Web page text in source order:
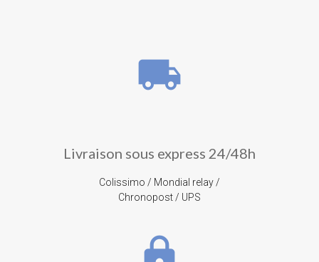
local_shipping
Livraison sous express 24/48h
Colissimo / Mondial relay /
Chronopost / UPS